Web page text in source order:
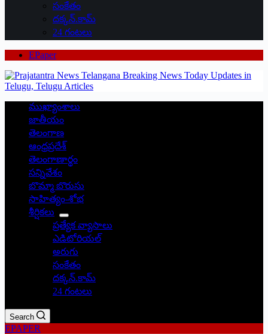
సంకేతం
దక్కన్.కామ్
24 గంటలు
EPaper
ముఖ్యాంశాలు
జాతీయం
తెలంగాణ
ఆంధ్రప్రదేశ్
తెలంగాణార్థం
సన్నివేశం
బొమ్మా బొరుసు
సాహిత్యం-శోభ
శీర్షికలు
ప్రత్యేక వ్యాసాలు
ఎడిటోరియల్
అరుగు
సంకేతం
దక్కన్.కామ్
24 గంటలు
Search
EPAPER